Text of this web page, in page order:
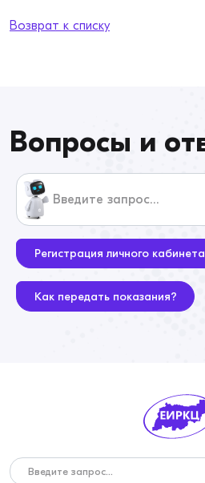
Возврат к списку
Вопросы и
Регистрация личного кабинета
Как передать показания?